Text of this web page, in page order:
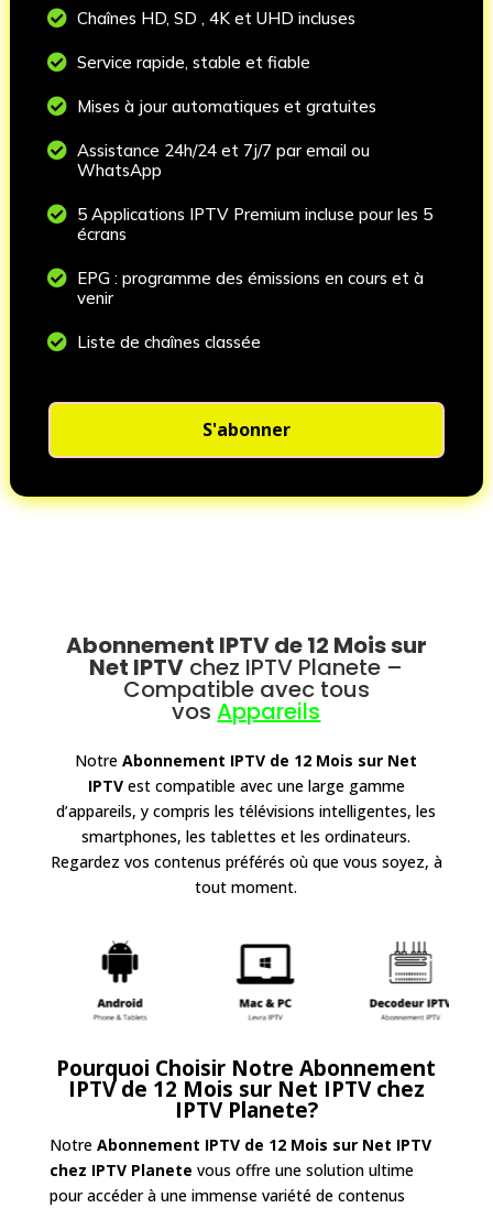
 Chaînes HD, SD , 4K et UHD incluses
 Service rapide, stable et fiable
 Mises à jour automatiques et gratuites
 Assistance 24h/24 et 7j/7 par email ou
WhatsApp
 5 Applications IPTV Premium incluse pour les 5
écrans
 EPG : programme des émissions en cours et à
venir
 Liste de chaînes classée
S'abonner
Abonnement IPTV de 12 Mois sur
Net IPTV chez IPTV Planete –
Compatible avec tous
vos Appareils
NotreAbonnement IPTV de 12 Mois sur Net
IPTVest compatible avec une large gamme
d’appareils, y compris les télévisions intelligentes, les
smartphones, les tablettes et les ordinateurs.
Regardez vos contenus préférés où que vous soyez, à
tout moment.
Pourquoi Choisir NotreAbonnement
IPTV de 12 Mois sur Net IPTVchez
IPTV Planete?
Notre Abonnement IPTV de 12 Mois sur Net IPTV
chez IPTV Planete vous offre une solution ultime
pour accéder à une immense variété de contenus